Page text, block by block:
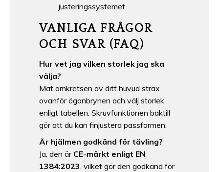
justeringssystemet
VANLIGA FRÅGOR
OCH SVAR (FAQ)
Hur vet jag vilken storlek jag ska
välja?
Mät omkretsen av ditt huvud strax
ovanför ögonbrynen och välj storlek
enligt tabellen. Skruvfunktionen baktill
gör att du kan finjustera passformen.
Är hjälmen godkänd för tävling?
Ja, den är CE-märkt enligt EN
1384:2023, vilket gör den godkänd för